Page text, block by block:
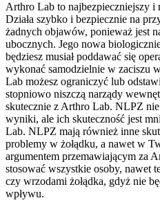
Arthro Lab to najbezpieczniejszy i
Działa szybko i bezpiecznie na
żadnych objawów, ponieważ jest
ubocznych. Jego nowa
będziesz musiał poddawać się
wykonać samodzielnie w zaciszu
Lab możesz ograniczyć lub
stopniowo niszczą narządy
skutecznie z Arthro Lab. NLPZ
wyniki, ale ich skuteczność jest
Lab. NLPZ mają również inne
problemy w żołądku, a nawet w
argumentem przemawiającym za
stosować wszystkie osoby, nawet
czy wrzodami żołądka, gdyż nie
wpływu.